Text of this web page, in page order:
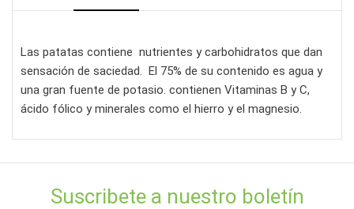
Las patatas contiene nutrientes y carbohidratos que dan
sensación de saciedad. El 75% de su contenido es agua y
una gran fuente de potasio. contienen Vitaminas B y C,
ácido fólico y minerales como el hierro y el magnesio.
Suscribete a nuestro boletín